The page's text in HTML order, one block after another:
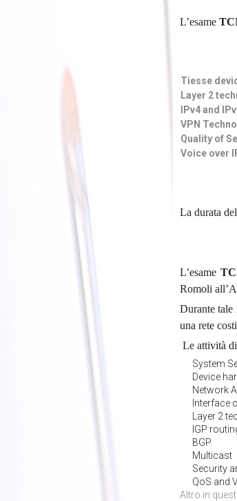
L’esame
Tiesse
Layer 2
IPv4 and
VPN
Quality of
Voice over
La durata
L’esame
Romoli
Durante
una rete
Le attività
System
Device
Network
Interface
Layer 2
IGP
BGP
Multicast
Security
QoS and
Altro in